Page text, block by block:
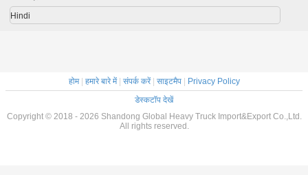
Hindi
होम| हमारे बारे में| संपर्क करें| साइटमैप| Privacy Policy
डेस्कटॉप देखें
Copyright © 2018 - 2026 Shandong Global Heavy Truck Import&Export Co.,Ltd.
All rights reserved.